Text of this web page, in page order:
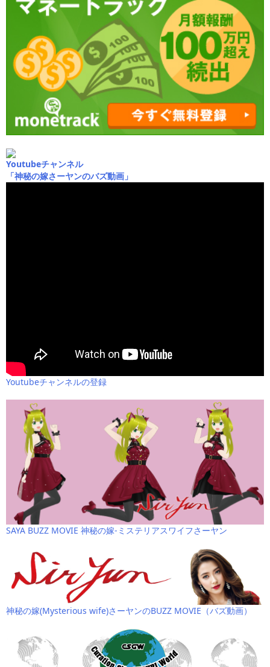
Youtubeチャンネル
「神秘の嫁さーヤンのバズ動画」
Youtubeチャンネルの登録
SAYA BUZZ MOVIE 神秘の嫁-ミステリアスワイフさーヤン
神秘の嫁(Mysterious wife)さーヤンのBUZZ MOVIE（バズ動画）